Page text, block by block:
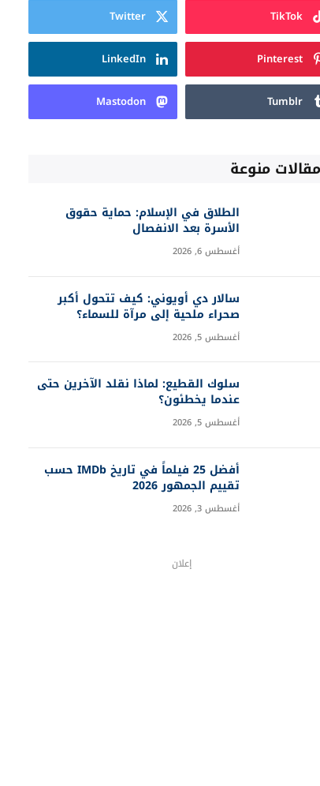
TikTok
Twitter
Pinterest
LinkedIn
Tumblr
Mastodon
مقالات منوعة
الطلاق في الإسلام: حماية حقوق
الأسرة بعد الانفصال
أغسطس 6, 2026
سالار دي أويوني: كيف تتحول أكبر
صحراء ملحية إلى مرآة للسماء؟
أغسطس 5, 2026
سلوك القطيع: لماذا نقلد الآخرين حتى
عندما يخطئون؟
أغسطس 5, 2026
أفضل 25 فيلماً في تاريخ IMDb حسب
تقييم الجمهور 2026
أغسطس 3, 2026
إعلان